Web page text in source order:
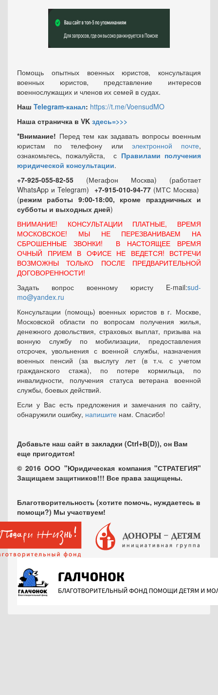
Помощь опытных военных юристов, консультация
военных юристов, представление интересов
военнослужащих и членов их семей в судах.
Наш Telegram-канал: https://t.me/VoensudMO
Наша страничка в VK здесь=>>>
*Внимание! Перед тем как задавать вопросы военным
юристам по телефону или электронной почте,
ознакомьтесь, пожалуйста, с Правилами получения
юридической консультации.
+7-925-055-82-55 (Мегафон Москва) (работает
WhatsApp и Telegram) +7-915-010-94-77 (МТС Москва)
(режим работы 9:00-18:00, кроме праздничных и
субботы и выходных дней)
ВНИМАНИЕ! КОНСУЛЬТАЦИИ ПЛАТНЫЕ, ВРЕМЯ
МОСКОВСКОЕ! МЫ НЕ ПЕРЕЗВАНИВАЕМ НА
СБРОШЕННЫЕ ЗВОНКИ! В НАСТОЯЩЕЕ ВРЕМЯ
ОЧНЫЙ ПРИЕМ В ОФИСЕ НЕ ВЕДЕТСЯ! ВСТРЕЧИ
ВОЗМОЖНЫ ТОЛЬКО ПОСЛЕ ПРЕДВАРИТЕЛЬНОЙ
ДОГОВОРЕННОСТИ!
Задать вопрос военному юристу E-mail:sud-
mo@yandex.ru
Консультации (помощь) военных юристов в г. Москве,
Московской области по вопросам получения жилья,
денежного довольствия, страховых выплат, призыва на
вонную службу по мобилизации, предоставления
отсрочек, увольнения с военной службы, назначения
военных пенсий (за выслугу лет (в т.ч. с учетом
гражданского стажа), по потере кормильца, по
инвалидности, получения статуса ветерана военной
службы, боевых действий.
Если у Вас есть предложения и замечания по сайту,
обнаружили ошибку, напишите нам. Спасибо!
Добавьте наш сайт в закладки (Ctrl+В(D)), он Вам
еще пригодится!
© 2016 ООО "Юридическая компания "СТРАТЕГИЯ"
Защищаем защитников!!! Все права защищены.
Благотворительность (хотите помочь, нуждаетесь в
помощи?) Мы участвуем!